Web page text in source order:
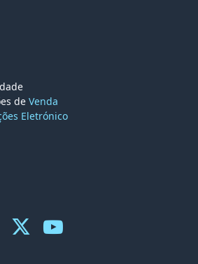
de Venda
Eletrónico